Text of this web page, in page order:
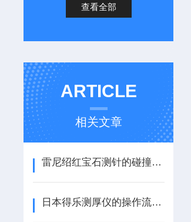
查看全部
ARTICLE
相关文章
雷尼绍红宝石测针的碰撞损伤识别与更换时机判定
日本得乐测厚仪的操作流程及事项解读